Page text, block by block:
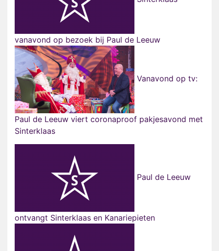
vanavond op bezoek bij Paul de Leeuw
Vanavond op tv:
Paul de Leeuw viert coronaproof pakjesavond met
Sinterklaas
Paul de Leeuw
ontvangt Sinterklaas en Kanariepieten